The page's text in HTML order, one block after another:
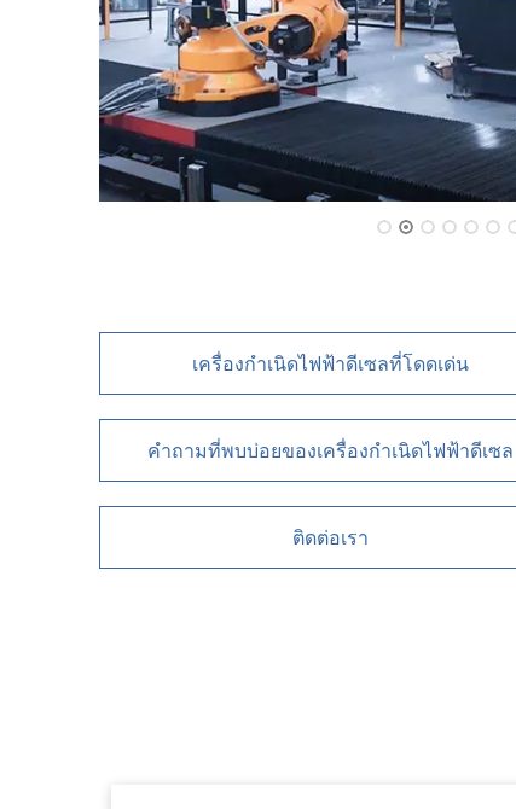
เครื่องกำเนิดไฟฟ้าดีเซลที่โดดเด่น
คำถามที่พบบ่อยของเครื่องกำเนิดไฟฟ้าดีเซล
ติดต่อเรา